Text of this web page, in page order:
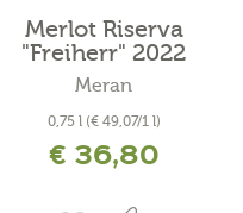
Merlot Riserva
"Freiherr" 2022
Meran
0,75 l (€ 49,07/1 l)
inkl. MwSt. zzgl. Versandkosten
€ 36,80